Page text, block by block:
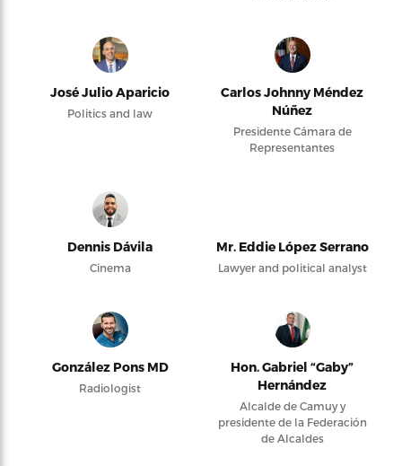
José Julio Aparicio
Politics and law
Carlos Johnny Méndez
Núñez
Presidente Cámara de
Representantes
Dennis Dávila
Cinema
Mr. Eddie López Serrano
Lawyer and political analyst
González Pons MD
Radiologist
Hon. Gabriel “Gaby”
Hernández
Alcalde de Camuy y
presidente de la Federación
de Alcaldes